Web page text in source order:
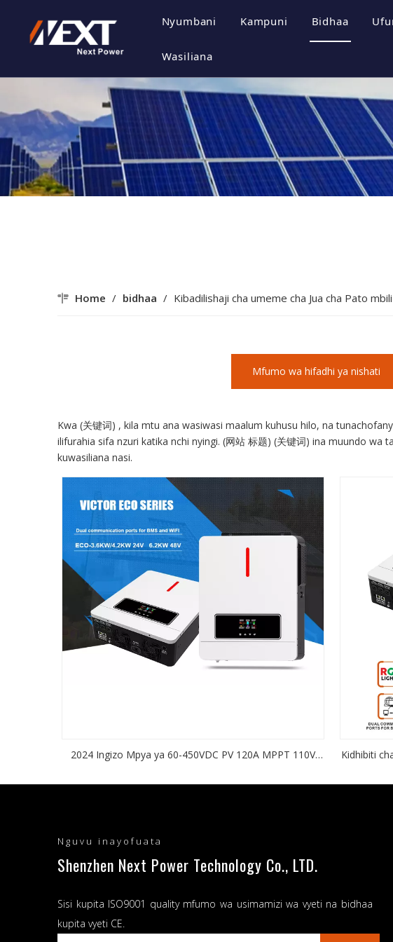
Nyumbani Kampuni
Heshima ya Cheti
Mtindo wa Kampuni
Bidhaa
Mfumo wa
Wasiliana
Home / bidhaa / Kibadilishaji cha umeme cha Jua cha Pato mbili
Mfumo wa hifadhi ya nishati
Kwa (关键词) , kila mtu ana wasiwasi maalum kuhusu hilo, na
ilifurahia sifa nzuri katika nchi nyingi. (网站 标题) (关键词) ina muundo
kuwasiliana nasi.
2024 Ingizo Mpya ya 60-450VDC PV 120A MPPT 110V
Kibadilishaji cha Mseto wa Sola
Kidhibiti
kwa
Nguvu inayofuata
Shenzhen Next Power Technology Co., LTD.
Sisi kupita ISO9001 quality mfumo wa usimamizi wa vyeti na bidhaa
kupita vyeti CE.